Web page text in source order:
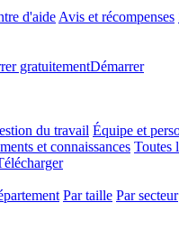
d'aide Avis et récompenses
gratuitementDémarrer
du travail Équipe et
et connaissances Toutes
Par taille Par secteur